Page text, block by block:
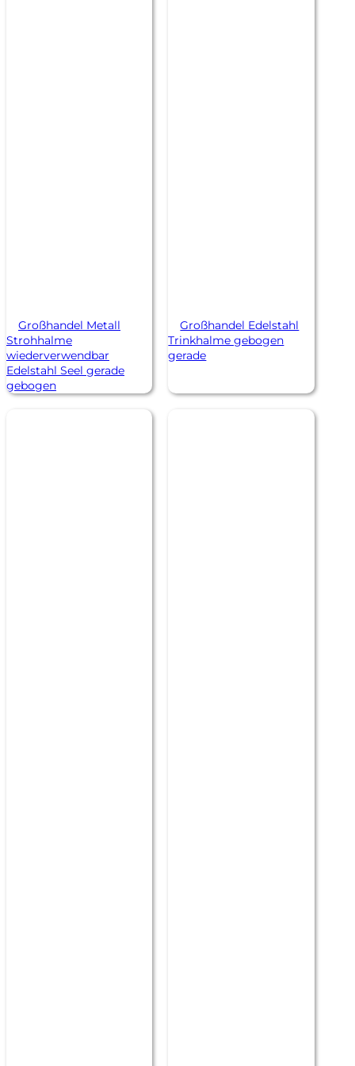
Großhandel Metall
Strohhalme
wiederverwendbar
Edelstahl Seel gerade
gebogen
Großhandel Edelstahl
Trinkhalme gebogen
gerade